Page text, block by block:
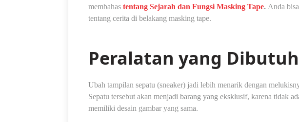
membahastentang Sejarah dan Fungsi Masking Tape. Anda
tentang cerita di belakang masking tape.
Peralatan yang
Ubah tampilan sepatu (sneaker) jadi lebih menarik dengan
Sepatu tersebut akan menjadi barang yang eksklusif, karena tidak
memiliki desain gambar yang sama.